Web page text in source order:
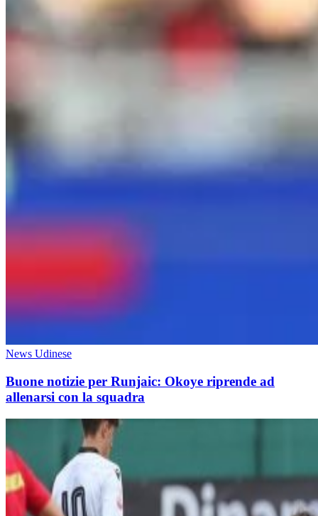
News Udinese
Buone notizie per Runjaic: Okoye riprende ad
allenarsi con la squadra